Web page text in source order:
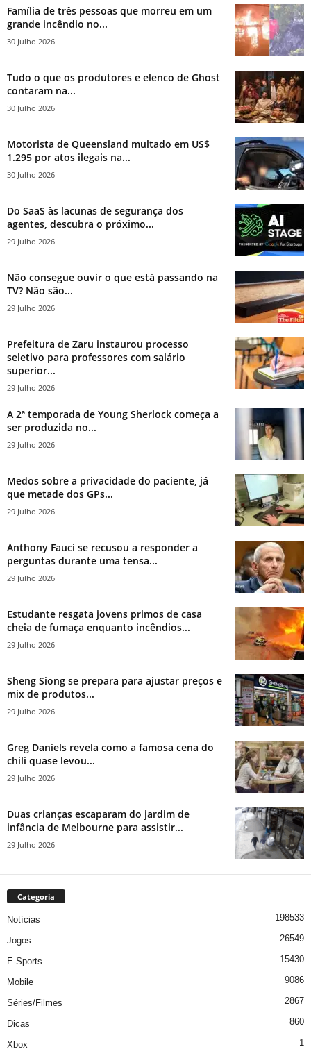
Família de três pessoas que morreu em um
grande incêndio no...
30 Julho 2026
Tudo o que os produtores e elenco de Ghost
contaram na...
30 Julho 2026
Motorista de Queensland multado em US$
1.295 por atos ilegais na...
30 Julho 2026
Do SaaS às lacunas de segurança dos
agentes, descubra o próximo...
29 Julho 2026
Não consegue ouvir o que está passando na
TV? Não são...
29 Julho 2026
Prefeitura de Zaru instaurou processo
seletivo para professores com salário
superior...
29 Julho 2026
A 2ª temporada de Young Sherlock começa a
ser produzida no...
29 Julho 2026
Medos sobre a privacidade do paciente, já
que metade dos GPs...
29 Julho 2026
Anthony Fauci se recusou a responder a
perguntas durante uma tensa...
29 Julho 2026
Estudante resgata jovens primos de casa
cheia de fumaça enquanto incêndios...
29 Julho 2026
Sheng Siong se prepara para ajustar preços e
mix de produtos...
29 Julho 2026
Greg Daniels revela como a famosa cena do
chili quase levou...
29 Julho 2026
Duas crianças escaparam do jardim de
infância de Melbourne para assistir...
29 Julho 2026
Categoria
Notícias 198533
Jogos 26549
E-Sports 15430
Mobile 9086
Séries/Filmes 2867
Dicas 860
Xbox 1